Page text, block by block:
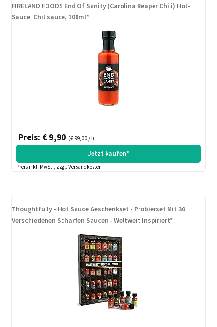
FIRELAND FOODS End Of Sanity (Carolina Reaper Chili) Hot-
Sauce, Chilisauce, 100ml*
Preis: € 9,90 (€ 99,00 / l)
Jetzt kaufen*
Preis inkl. MwSt., zzgl. Versandkosten
Thoughtfully - Hot Sauce Geschenkset - Probierset Mit 30
Verschiedenen Scharfen Saucen - Weltweit Inspiriert*